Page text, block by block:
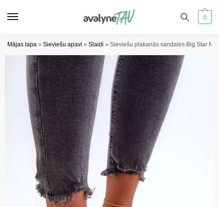
0
Mājas lapa » Sieviešu apavi » Slaidi » Sieviešu plakanās sandales Big Star